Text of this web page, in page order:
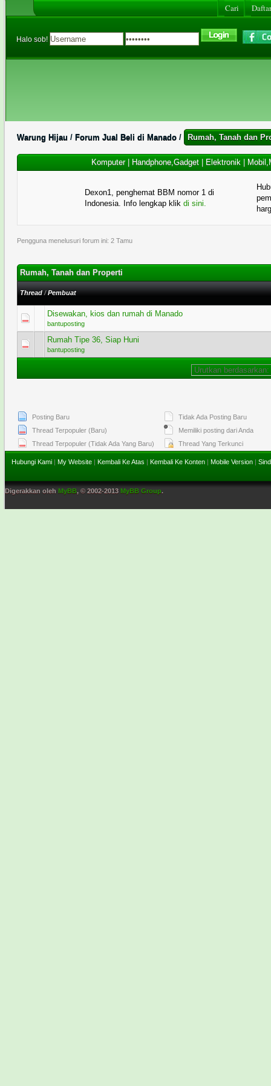
Cari
Halo sob!
Warung Hijau / Forum Jual Beli di Manado / Rumah, Tanah dan
Komputer| Handphone,Gadget| Elektronik|
Dexon1, penghemat BBM nomor 1 di
Indonesia. Info lengkap klik di sini.
Pengguna menelusuri forum ini: 2 Tamu
Rumah, Tanah dan Properti
Thread/Pembuat
Disewakan, kios dan rumah di Manado
bantuposting
0 Voting - 0 dari 5 secara Rata-rata
12345
Rumah Tipe 36, Siap Huni
bantuposting
0 Voting - 0 dari 5 secara Rata-rata
1 23 4
Posting Baru
Thread Terpopuler (Baru)
Thread Terpopuler (Tidak Ada Yang Baru)
Tidak Ada Posting Baru
Memiliki posting dari Anda
Thread Yang Terkunci
Hubungi Kami | My Website | Kembali Ke Atas | Kembali Ke Konten | Mobile Version |
Digerakkan oleh MyBB, © 2002-2013 MyBB Group.